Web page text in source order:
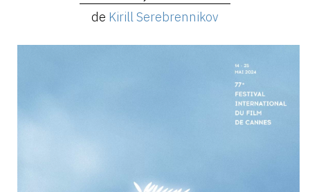
de Kirill Serebrennikov